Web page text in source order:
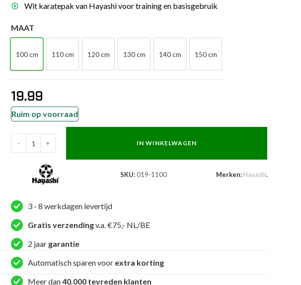
Wit karatepak van Hayashi voor training en basisgebruik
MAAT
100 cm
100 cm
110 cm
110 cm
120 cm
120 cm
130 cm
130 cm
140 cm
140 cm
150 cm
150 cm
19.99
Ruim op voorraad
Hayashi
Gakusei
Wit
aantal
- + IN WINKELWAGEN
SKU:019-1100 Merken: Hayashi.
3 - 8 werkdagen levertijd
Gratis verzendingv.a. €75,- NL/BE
2 jaar garantie
Automatisch sparen voor extra korting
Meer dan40.000 tevreden klanten